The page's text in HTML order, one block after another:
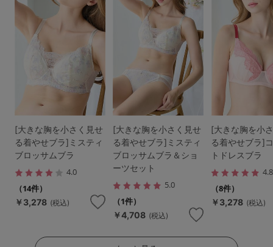
[大きな胸を小さく見せ
る着やせブラ]ミスティ
ブロッサムブラ
4.0
（14件）
￥3,278 (税込)
[大きな胸を小さく見せ
る着やせブラ]ミスティ
ブロッサムブラ＆ショ
ーツセット
5.0
（1件）
￥4,708 (税込)
[大きな胸を小
る着やせブラ]
トドレスブラ
4.8
（8件）
￥3,278 (税込)